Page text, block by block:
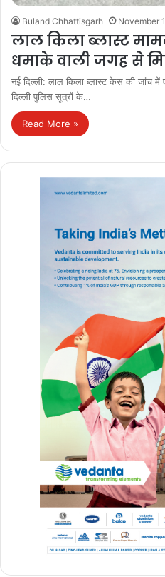
Buland Chhattisgarh November
लाल किला ब्लास्ट
धमाके वाली जगह से
नई दिल्ली: लाल किला ब्लास्ट केस की जांच
दिल्ली पुलिस सूत्रों के…
Read More »